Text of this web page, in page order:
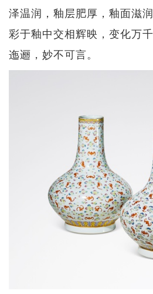
泽温润，釉层肥厚，釉面滋
彩于釉中交相辉映，变化万
迤逦，妙不可言。